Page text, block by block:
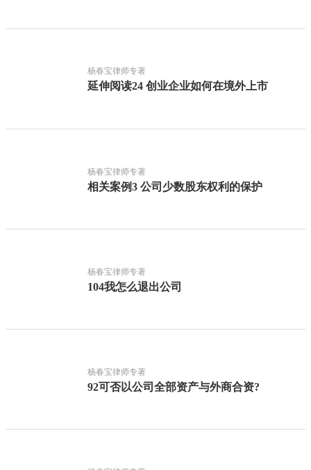
杨春宝律师专著
延伸阅读24 创业企业如何在境外上市
杨春宝律师专著
相关案例3 公司少数股东权利的保护
杨春宝律师专著
104我怎么退出公司
杨春宝律师专著
92可否以公司全部资产与外商合资?